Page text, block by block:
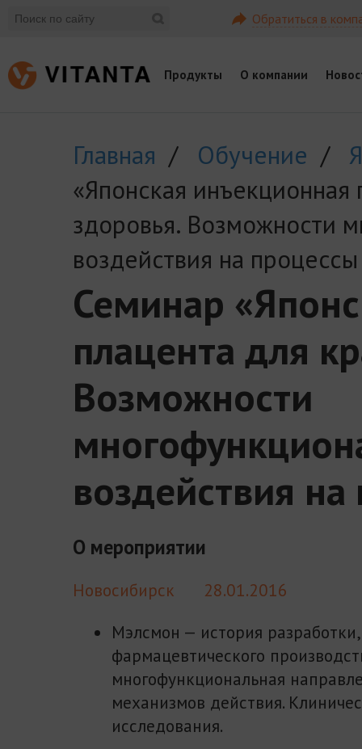
Обратиться в
Продукты О компании
Главная / Обучение /
«Японская
здоровья. Возможности
воздействия на
Семинар
плацента для
Возможности
воздействия
О мероприятии
Новосибирск
28.01.2016
Мэлсмон — история
фармацевтического
многофункциональная
механизмов действия.
исследования.